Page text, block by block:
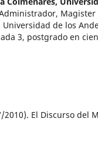
Magister
de los
3, postgrado en
2010). El Discurso del